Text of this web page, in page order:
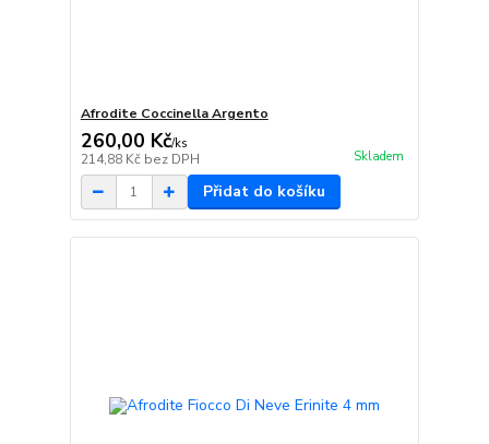
Afrodite Coccinella Argento
260,00 Kč/ks
214,88 Kč bez DPH Skladem
Přidat do košíku